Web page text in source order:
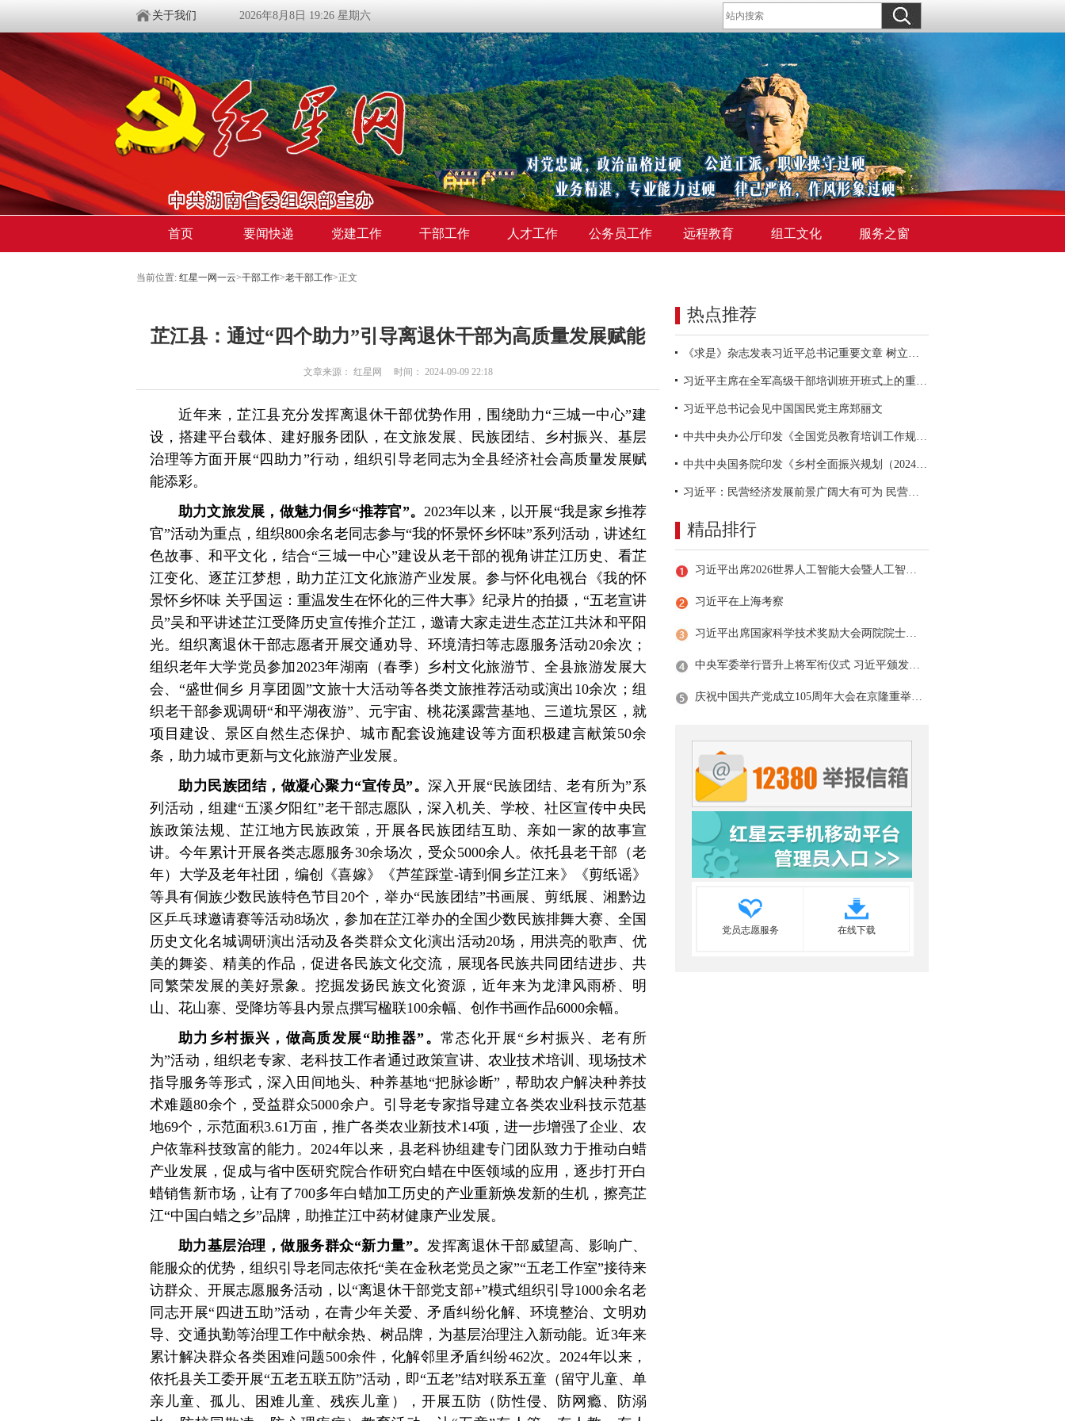
关于我们 2026年8月8日 19:26 星期六
首页 要闻快递 党建工作 干部工作 人才工作 公务员工作 远程教育 组工文化 服务之窗
当前位置: 红星一网一云>干部工作>老干部工作>正文
芷江县：通过“四个助力”引导离退休干部为高质量发展赋能
文章来源： 红星网 时间： 2024-09-09 22:18
近年来，芷江县充分发挥离退休干部优势作用，围绕助力“三城一中心”建
设，搭建平台载体、建好服务团队，在文旅发展、民族团结、乡村振兴、基层
治理等方面开展“四助力”行动，组织引导老同志为全县经济社会高质量发展赋
能添彩。
助力文旅发展，做魅力侗乡“推荐官”。 2023年以来，以开展“我是家乡推荐
官”活动为重点，组织800余名老同志参与“我的怀景怀乡怀味”系列活动，讲述红
色故事、和平文化，结合“三城一中心”建设从老干部的视角讲芷江历史、看芷
江变化、逐芷江梦想，助力芷江文化旅游产业发展。参与怀化电视台《我的怀
景怀乡怀味 关乎国运：重温发生在怀化的三件大事》纪录片的拍摄，“五老宣讲
员”吴和平讲述芷江受降历史宣传推介芷江，邀请大家走进生态芷江共沐和平阳
光。组织离退休干部志愿者开展交通劝导、环境清扫等志愿服务活动20余次；
组织老年大学党员参加2023年湖南（春季）乡村文化旅游节、全县旅游发展大
会、“盛世侗乡 月享团圆”文旅十大活动等各类文旅推荐活动或演出10余次；组
织老干部参观调研“和平湖夜游”、元宇宙、桃花溪露营基地、三道坑景区，就
项目建设、景区自然生态保护、城市配套设施建设等方面积极建言献策50余
条，助力城市更新与文化旅游产业发展。
助力民族团结，做凝心聚力“宣传员”。深入开展“民族团结、老有所为”系
列活动，组建“五溪夕阳红”老干部志愿队，深入机关、学校、社区宣传中央民
族政策法规、芷江地方民族政策，开展各民族团结互助、亲如一家的故事宣
讲。今年累计开展各类志愿服务30余场次，受众5000余人。依托县老干部（老
年）大学及老年社团，编创《喜嫁》《芦笙踩堂-请到侗乡芷江来》《剪纸谣》
等具有侗族少数民族特色节目20个，举办“民族团结”书画展、剪纸展、湘黔边
区乒乓球邀请赛等活动8场次，参加在芷江举办的全国少数民族排舞大赛、全国
历史文化名城调研演出活动及各类群众文化演出活动20场，用洪亮的歌声、优
美的舞姿、精美的作品，促进各民族文化交流，展现各民族共同团结进步、共
同繁荣发展的美好景象。挖掘发扬民族文化资源，近年来为龙津风雨桥、明
山、花山寨、受降坊等县内景点撰写楹联100余幅、创作书画作品6000余幅。
助力乡村振兴，做高质发展“助推器”。 常态化开展“乡村振兴、老有所
为”活动，组织老专家、老科技工作者通过政策宣讲、农业技术培训、现场技术
指导服务等形式，深入田间地头、种养基地“把脉诊断”，帮助农户解决种养技
术难题80余个，受益群众5000余户。引导老专家指导建立各类农业科技示范基
地69个，示范面积3.61万亩，推广各类农业新技术14项，进一步增强了企业、农
户依靠科技致富的能力。2024年以来，县老科协组建专门团队致力于推动白蜡
产业发展，促成与省中医研究院合作研究白蜡在中医领域的应用，逐步打开白
蜡销售新市场，让有了700多年白蜡加工历史的产业重新焕发新的生机，擦亮芷
江“中国白蜡之乡”品牌，助推芷江中药材健康产业发展。
助力基层治理，做服务群众“新力量”。发挥离退休干部威望高、影响广、
能服众的优势，组织引导老同志依托“美在金秋老党员之家”“五老工作室”接待来
访群众、开展志愿服务活动，以“离退休干部党支部+”模式组织引导1000余名老
同志开展“四进五助”活动，在青少年关爱、矛盾纠纷化解、环境整治、文明劝
导、交通执勤等治理工作中献余热、树品牌，为基层治理注入新动能。近3年来
累计解决群众各类困难问题500余件，化解邻里矛盾纠纷462次。2024年以来，
依托县关工委开展“五老五联五防”活动，即“五老”结对联系五童（留守儿童、单
亲儿童、孤儿、困难儿童、残疾儿童），开展五防（防性侵、防网瘾、防溺
热点推荐
《求是》杂志发表习近平总书记重要文章 树立和践行正确政绩观
习近平主席在全军高级干部培训班开班式上的重要讲话引领全军开展思想整风、深化政治整训
习近平总书记会见中国国民党主席郑丽文
中共中央办公厅印发《全国党员教育培训工作规划（2024－2028年）》
中共中央国务院印发《乡村全面振兴规划（2024—2027年）》
习近平：民营经济发展前景广阔大有可为 民营企业和民营企业家大显身手正当其时
精品排行
习近平出席2026世界人工智能大会暨人工智能全球治理高级别会议开幕式并发表主旨讲话
习近平在上海考察
习近平出席国家科学技术奖励大会两院院士大会中国科协第十一次全国代表大会并发表重要讲话
中央军委举行晋升上将军衔仪式 习近平颁发命令状并向晋衔的军官表示祝贺
庆祝中国共产党成立105周年大会在京隆重举行 习近平发表重要讲话
党员志愿服务 在线下载